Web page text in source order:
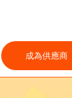
成為供應商